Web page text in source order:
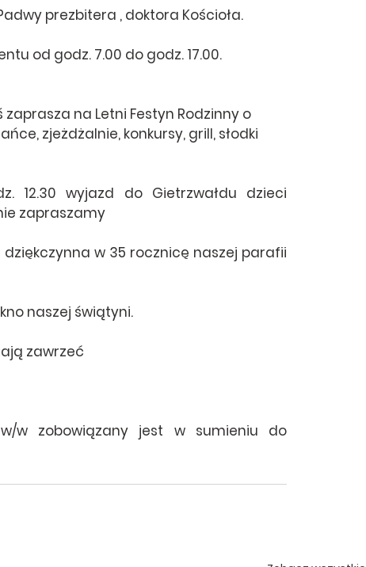
prezbitera , doktora Kościoła.
od godz. 7.00 do godz. 17.00.
na Letni Festyn Rodzinny o
zjeżdżalnie, konkursy, grill, słodki
12.30 wyjazd do Gietrzwałdu dzieci
zapraszamy
dziękczynna w 35 rocznicę naszej parafii
naszej świątyni.
zawrzeć
w zobowiązany jest w sumieniu do